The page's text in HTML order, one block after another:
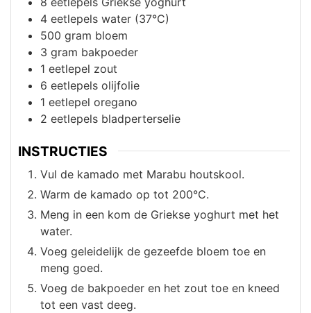
4 eetlepels water (37°C)
500 gram bloem
3 gram bakpoeder
1 eetlepel zout
6 eetlepels olijfolie
1 eetlepel oregano
2 eetlepels bladperterselie
INSTRUCTIES
Vul de kamado met Marabu houtskool.
Warm de kamado op tot 200°C.
Meng in een kom de Griekse yoghurt met het
water.
Voeg geleidelijk de gezeefde bloem toe en
meng goed.
Voeg de bakpoeder en het zout toe en kneed
tot een vast deeg.